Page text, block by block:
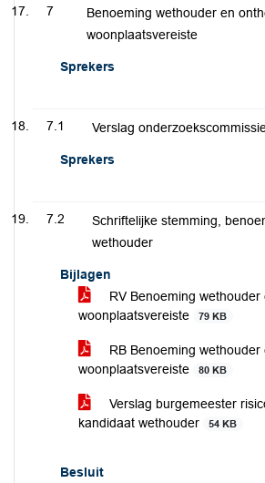
7
Benoeming wethouder en
woonplaatsvereiste
Sprekers
7.1 Verslag
Sprekers
7.2
Schriftelijke stemming,
wethouder
Bijlagen
RV Benoeming wethouder
woonplaatsvereiste
79 KB
RB Benoeming wethouder
woonplaatsvereiste
80 KB
Verslag burgemeester
kandidaat wethouder
54 KB
Besluit